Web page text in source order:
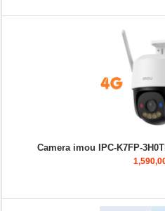
Camera imou IPC-K7FP-